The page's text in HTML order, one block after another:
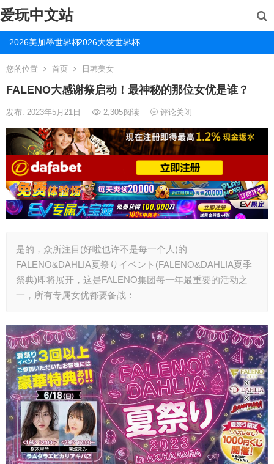
爱玩中文站
2026美加墨世界杯2026大发世界杯
您的位置 首页 日韩美女
FALENO大感谢祭启动！最神秘的那位女优是谁？
发布: 2023年5月21日 2,305阅读 评论关闭
是的，众所注目(好啦也许不是每一个人)的
FALENO&DAHLIA夏祭りイベント(FALENO&DAHLIA夏季
祭典)即将展开，这是FALENO集团每一年最重要的活动之
一，所有专属女优都要备战：